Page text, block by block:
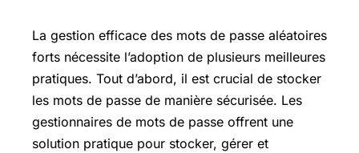
La gestion efficace des mots de passe aléatoires
forts nécessite l’adoption de plusieurs meilleures
pratiques. Tout d’abord, il est crucial de stocker
les mots de passe de manière sécurisée. Les
gestionnaires de mots de passe offrent une
solution pratique pour stocker, gérer et